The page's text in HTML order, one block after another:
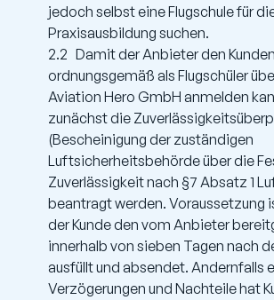
jedoch selbst eine Flugschule für
Praxisausbildung suchen.
2.2 Damit der Anbieter den Kunden
ordnungsgemäß als Flugschüler
Aviation Hero GmbH anmelden
zunächst die
(Bescheinigung der zuständigen
Luftsicherheitsbehörde über die
Zuverlässigkeit nach §7 Absatz 1
beantragt werden. Voraussetzung
der Kunde den vom Anbieter
innerhalb von sieben Tagen nach
ausfüllt und absendet. Andernfalls
Verzögerungen und Nachteile hat